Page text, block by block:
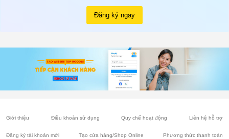
Đăng ký ngay
Giới thiệu Điều khoản sử dụng Quy chế hoạt động Liên hệ hỗ trợ
Đăng ký tài khoản mới Tạo cửa hàng/Shop Online Phương thức thanh toán